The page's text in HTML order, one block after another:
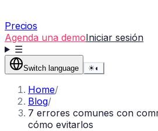
Precios
Agenda una demoIniciar sesión
☰
Switch language ☀◐
Home/
Blog/
7 errores comunes con
cómo evitarlos